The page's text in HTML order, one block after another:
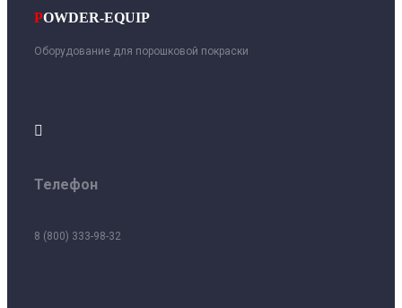
POWDER-EQUIP
Оборудование для порошковой покраски

Телефон
8 (800) 333-98-32